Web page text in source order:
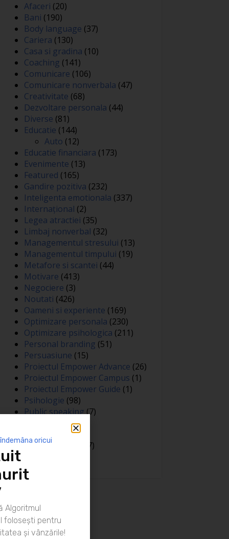
Afaceri (20)
Bani (190)
Body language (37)
Cariera (130)
Casa si gradina (10)
Coaching (141)
Comunicare (106)
Comunicare nonverbala (47)
Creativitate (68)
Dezvoltare personala (44)
Diverse (81)
Educatie (144)
Auto (12)
Educatie financiara (173)
Evenimente (13)
Featured (165)
Gandire pozitiva (232)
Inteligenta emotionala (337)
Internațional (2)
Legea atractiei (35)
Limbaj nonverbal (32)
Managementul stresului (13)
Managementul timpului (19)
Metafore si scantei (44)
Motivare (413)
Negociere (3)
Noutati (426)
Oameni si experiente (169)
Optimizare personala (230)
Optimizare psihologica (211)
Personal branding (51)
Persuasiune (15)
Proiectul Empower Advance (26)
Proiectul Empower Campus (1)
Proiectul Empower Guide (1)
Psihologie (98)
Public speaking(7)
(81)
Spiritualitate
(127)
oricui
Algoritmul
folosești pentru
și vânzările!